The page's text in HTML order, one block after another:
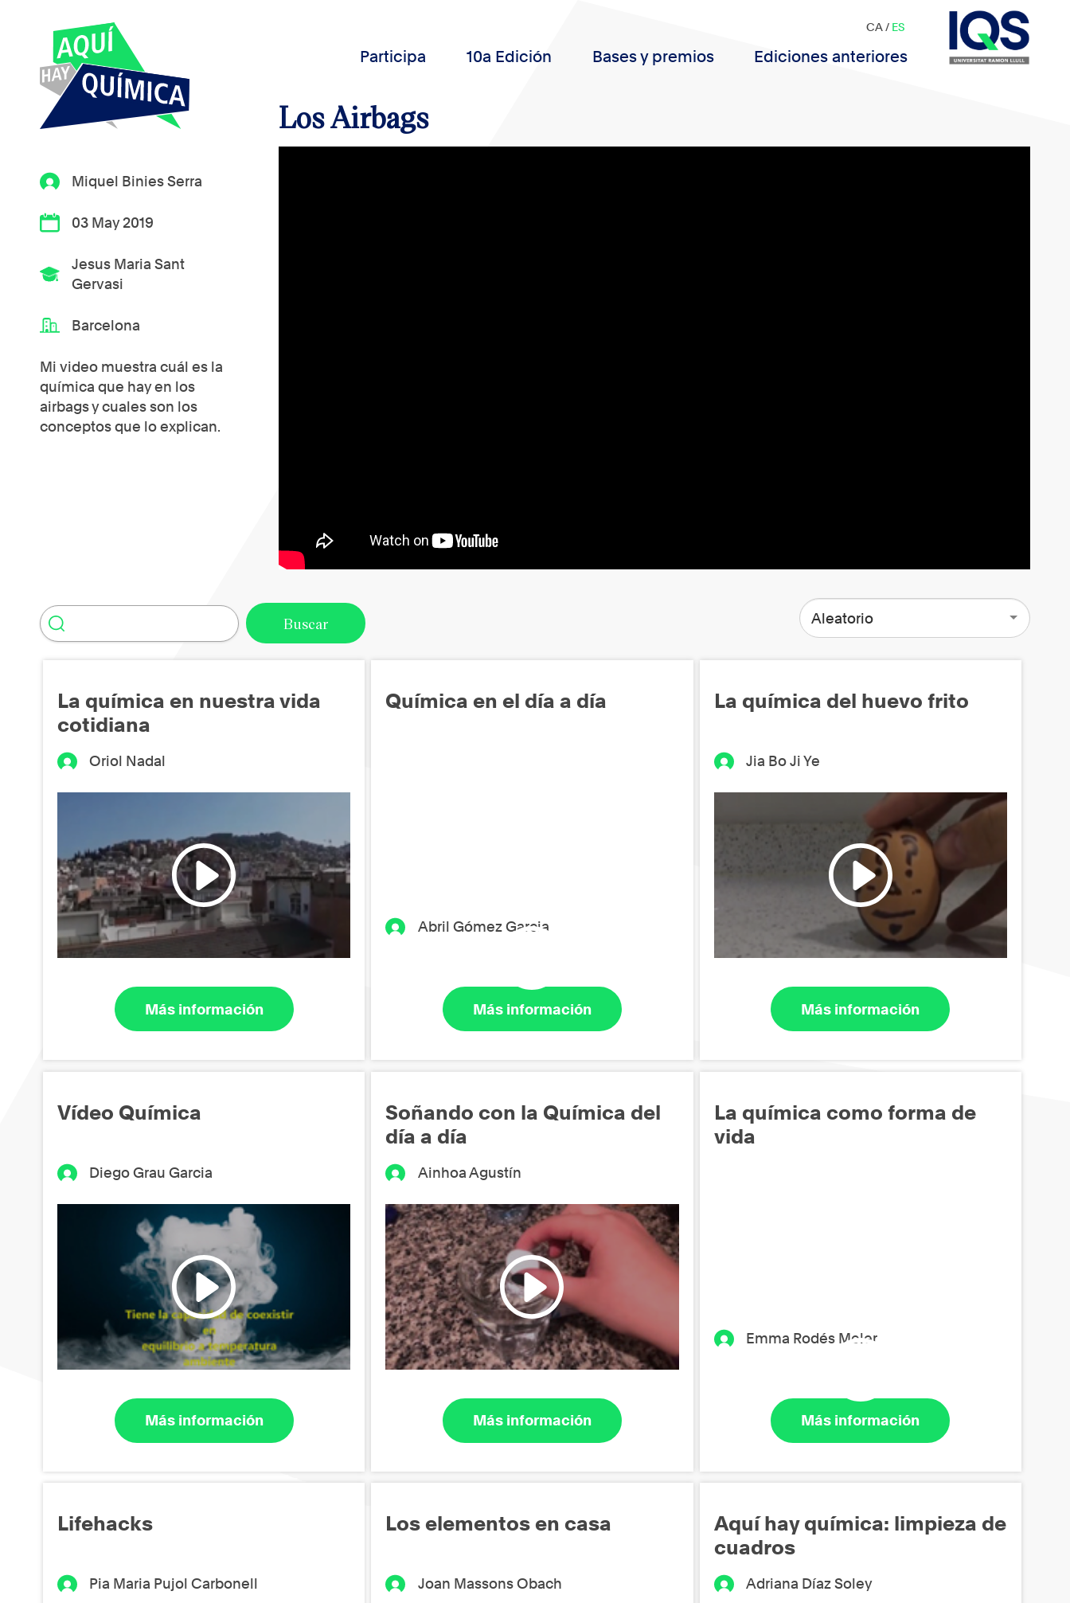
Participa 10a Edición Bases y premios Ediciones anteriores
CA/ ES
Miquel Binies Serra
03 May 2019
Jesus Maria Sant
Gervasi
Barcelona
Mi video muestra cuál es la
química que hay en los
airbags y cuales son los
conceptos que lo explican.
Los Airbags
Aleatorio
La química en nuestra vida
cotidiana
Oriol Nadal
Más información
Química en el día a día
Abril Gómez Garcia
Más información
La química del huevo frito
Jia Bo Ji Ye
Más información
Vídeo Química
Diego Grau Garcia
Más información
Soñando con la Química del
día a día
Ainhoa Agustín
Más información
La química como forma de
vida
Emma Rodés Meler
Más información
Lifehacks
Pia Maria Pujol Carbonell
Los elementos en casa
Joan Massons Obach
Aquí hay química: limpieza de
cuadros
Adriana Díaz Soley